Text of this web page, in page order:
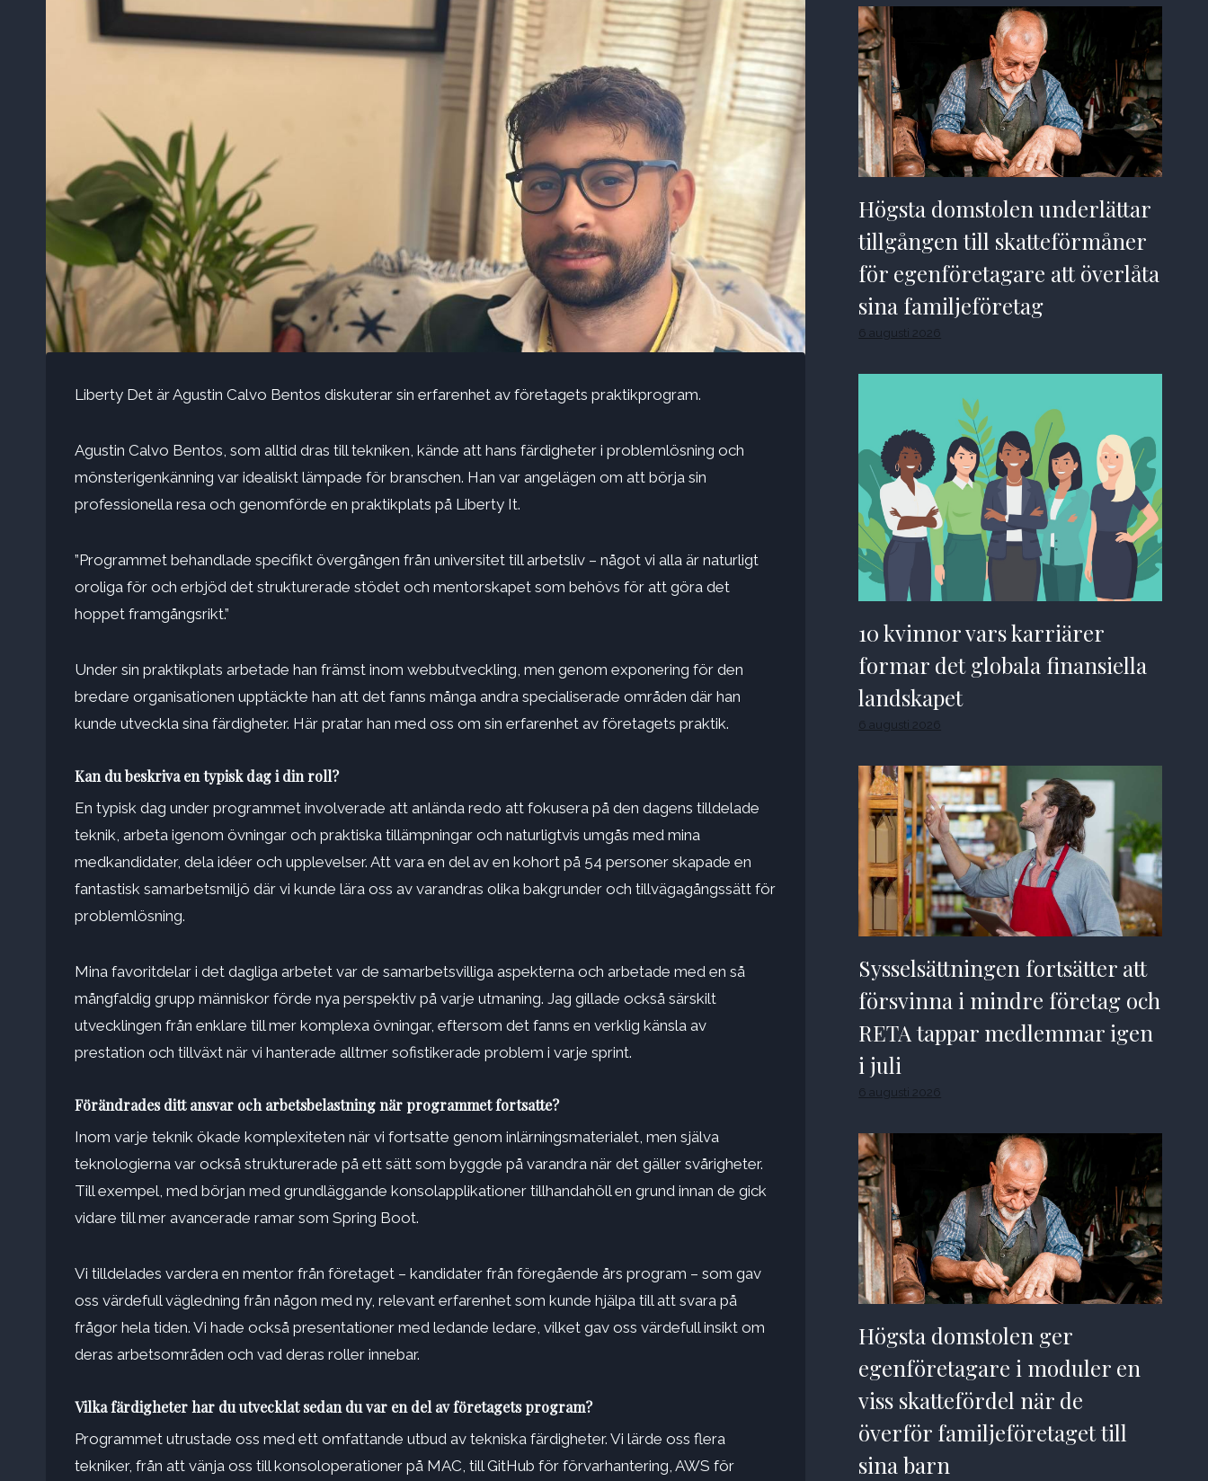
Liberty Det är Agustin Calvo Bentos diskuterar sin erfarenhet av företagets praktikprogram.
Agustin Calvo Bentos, som alltid dras till tekniken, kände att hans färdigheter i problemlösning och
mönsterigenkänning var idealiskt lämpade för branschen. Han var angelägen om att börja sin
professionella resa och genomförde en praktikplats på Liberty It.
”Programmet behandlade specifikt övergången från universitet till arbetsliv – något vi alla är naturligt
oroliga för och erbjöd det strukturerade stödet och mentorskapet som behövs för att göra det
hoppet framgångsrikt.”
Under sin praktikplats arbetade han främst inom webbutveckling, men genom exponering för den
bredare organisationen upptäckte han att det fanns många andra specialiserade områden där han
kunde utveckla sina färdigheter. Här pratar han med oss ​​om sin erfarenhet av företagets praktik.
Kan du beskriva en typisk dag i din roll?
En typisk dag under programmet involverade att anlända redo att fokusera på den dagens tilldelade
teknik, arbeta igenom övningar och praktiska tillämpningar och naturligtvis umgås med mina
medkandidater, dela idéer och upplevelser. Att vara en del av en kohort på 54 personer skapade en
fantastisk samarbetsmiljö där vi kunde lära oss av varandras olika bakgrunder och tillvägagångssätt för
problemlösning.
Mina favoritdelar i det dagliga arbetet var de samarbetsvilliga aspekterna och arbetade med en så
mångfaldig grupp människor förde nya perspektiv på varje utmaning. Jag gillade också särskilt
utvecklingen från enklare till mer komplexa övningar, eftersom det fanns en verklig känsla av
prestation och tillväxt när vi hanterade alltmer sofistikerade problem i varje sprint.
Förändrades ditt ansvar och arbetsbelastning när programmet fortsatte?
Inom varje teknik ökade komplexiteten när vi fortsatte genom inlärningsmaterialet, men själva
teknologierna var också strukturerade på ett sätt som byggde på varandra när det gäller svårigheter.
Till exempel, med början med grundläggande konsolapplikationer tillhandahöll en grund innan de gick
vidare till mer avancerade ramar som Spring Boot.
Vi tilldelades vardera en mentor från företaget – kandidater från föregående års program – som gav
oss värdefull vägledning från någon med ny, relevant erfarenhet som kunde hjälpa till att svara på
frågor hela tiden. Vi hade också presentationer med ledande ledare, vilket gav oss värdefull insikt om
deras arbetsområden och vad deras roller innebar.
Vilka färdigheter har du utvecklat sedan du var en del av företagets program?
Programmet utrustade oss med ett omfattande utbud av tekniska färdigheter. Vi lärde oss flera
tekniker, från att vänja oss till konsoloperationer på MAC, till GitHub för förvarhantering, AWS för
Högsta domstolen underlättar
tillgången till skatteförmåner
för egenföretagare att överlåta
sina familjeföretag
6 augusti 2026
10 kvinnor vars karriärer
formar det globala finansiella
landskapet
6 augusti 2026
Sysselsättningen fortsätter att
försvinna i mindre företag och
RETA tappar medlemmar igen
i juli
6 augusti 2026
Högsta domstolen ger
egenföretagare i moduler en
viss skattefördel när de
överför familjeföretaget till
sina barn